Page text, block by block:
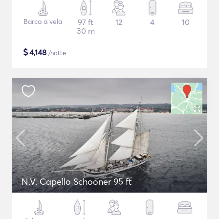
Barca a vela
97 ft
30 m
12 4 10
$4,148 /notte
N.V. Capello Schooner 95 ft